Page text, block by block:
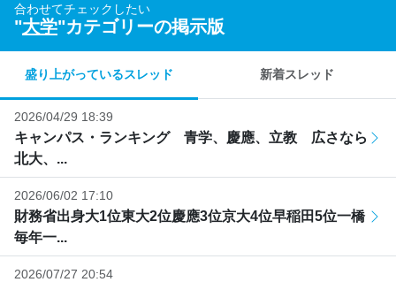
合わせてチェックしたい
"大学"カテゴリーの掲示版
盛り上がっているスレッド 新着スレッド
2026/04/29 18:39
キャンパス・ランキング 青学、慶應、立教 広さなら
北大、...
2026/06/02 17:10
財務省出身大1位東大2位慶應3位京大4位早稲田5位一橋
毎年一...
2026/07/27 20:54